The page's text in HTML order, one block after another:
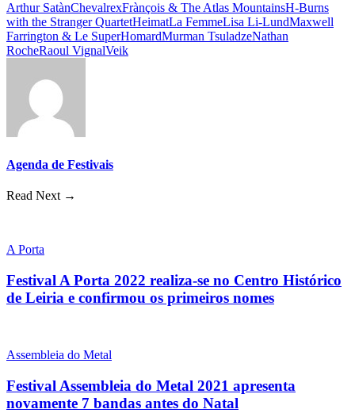
Arthur SatànChevalrexFrànçois & The Atlas MountainsH-Burns
with the Stranger QuartetHeimatLa FemmeLisa Li-LundMaxwell
Farrington & Le SuperHomardMurman TsuladzeNathan
RocheRaoul VignalVeik
Agenda de Festivais
Read Next →
A Porta
Festival A Porta 2022 realiza-se no Centro Histórico
de Leiria e confirmou os primeiros nomes
Assembleia do Metal
Festival Assembleia do Metal 2021 apresenta
novamente 7 bandas antes do Natal